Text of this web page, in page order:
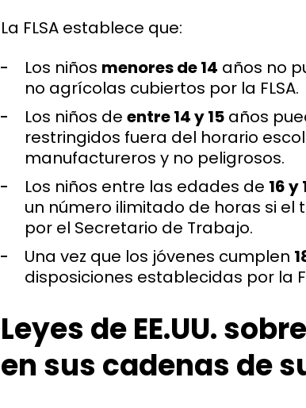
La FLSA establece que:
Los niños menores de 14 años no
no agrícolas cubiertos por la FLSA.
Los niños de entre 14 y 15 años
restringidos fuera del horario
manufactureros y no peligrosos.
Los niños entre las edades de 16 y
un número ilimitado de horas si
por el Secretario de Trabajo.
Una vez que los jóvenes cumplen
disposiciones establecidas por la
Leyes de EE.UU.
en sus cadenas de